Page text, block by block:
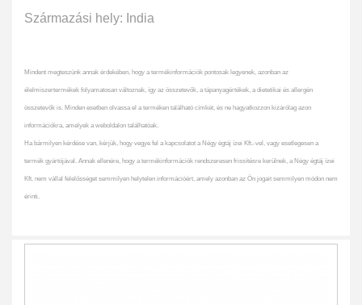
Származási hely: India
Mindent megteszünk annak érdekében, hogy a termékinformációk pontosak legyenek, azonban az
élelmiszertermékek folyamatosan változnak, így az összetevők, a tápanyagértékek, a dietetikai és allergén
összetevők is. Minden esetben olvassa el a terméken található címkét, és ne hagyatkozzon kizárólag azon
információkra, amelyek a weboldalon találhatóak.
Ha bármilyen kérdése van, kérjük, hogy vegye fel a kapcsolatot a Négy égtáj ízei Kft.-vel, vagy esetlegesen a
termék gyártójával. Annak ellenére, hogy a termékinformációk rendszeresen frissítésre kerülnek, a Négy égtáj ízei
Kft. nem vállal felelősséget semmilyen helytelen információért, amely azonban az Ön jogait semmilyen módon nem
érinti.